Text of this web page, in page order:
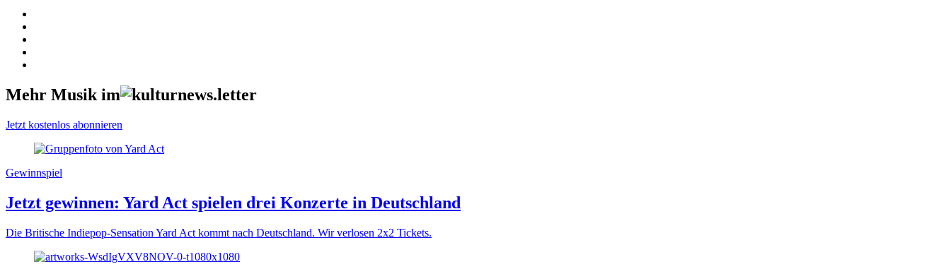
Mehr Musik im
Jetzt kostenlos abonnieren
Gewinnspiel
Jetzt gewinnen: Yard Act spielen drei Konzerte in Deutschland
Die Britische Indiepop-Sensation Yard Act kommt nach Deutschland. Wir verlosen 2x2 Tickets.